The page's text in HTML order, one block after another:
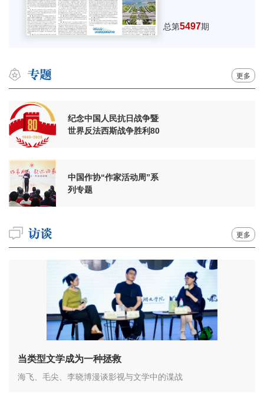
总第5497期
更多
纪念中国人民抗日战争暨
世界反法西斯战争胜利80
中国作协“作家活动周”系
列专题
更多
当类型文学成为一种拯救
海飞、毛尖、李晓博漫谈影视与文学中的谍战